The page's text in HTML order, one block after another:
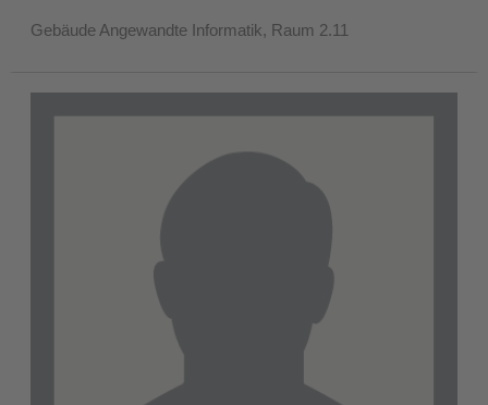
Gebäude Angewandte Informatik, Raum 2.11